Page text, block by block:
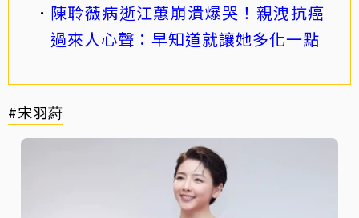
陳聆薇病逝江蕙崩潰爆哭！親洩抗癌
過來人心聲：早知道就讓她多化一點
#宋羽葤